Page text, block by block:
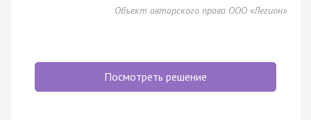
Объект авторского права ООО «Легион»
Посмотреть решение